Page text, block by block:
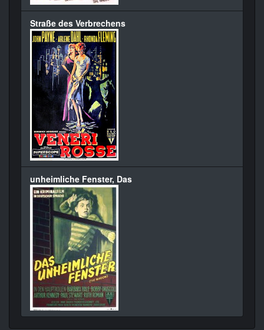
Straße des Verbrechens
unheimliche Fenster, Das